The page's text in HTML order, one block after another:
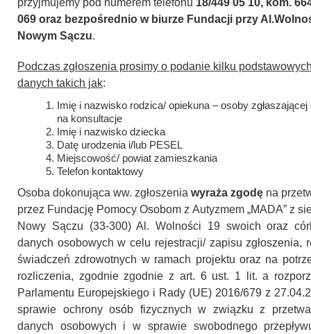
przyjmujemy pod numerem telefonu 18/449 05 10, kom.
069 oraz bezpośrednio w biurze Fundacji przy
Nowym Sączu.
Podczas zgłoszenia prosimy o podanie kilku
danych takich jak:
Imię i nazwisko rodzica/ opiekuna – osoby
na konsultacje
Imię i nazwisko dziecka
Datę urodzenia i/lub PESEL
Miejscowość/ powiat zamieszkania
Telefon kontaktowy
Osoba dokonująca ww. zgłoszenia wyraża zgodę na
przez Fundację Pomocy Osobom z Autyzmem „MADA” z
Nowy Sączu (33-300) Al. Wolności 19 swoich oraz
danych osobowych w celu rejestracji/ zapisu zgłoszenia,
świadczeń zdrowotnych w ramach projektu oraz na
rozliczenia, zgodnie zgodnie z art. 6 ust. 1 lit. a
Parlamentu Europejskiego i Rady (UE) 2016/679 z
sprawie ochrony osób fizycznych w związku z
danych osobowych i w sprawie swobodnego